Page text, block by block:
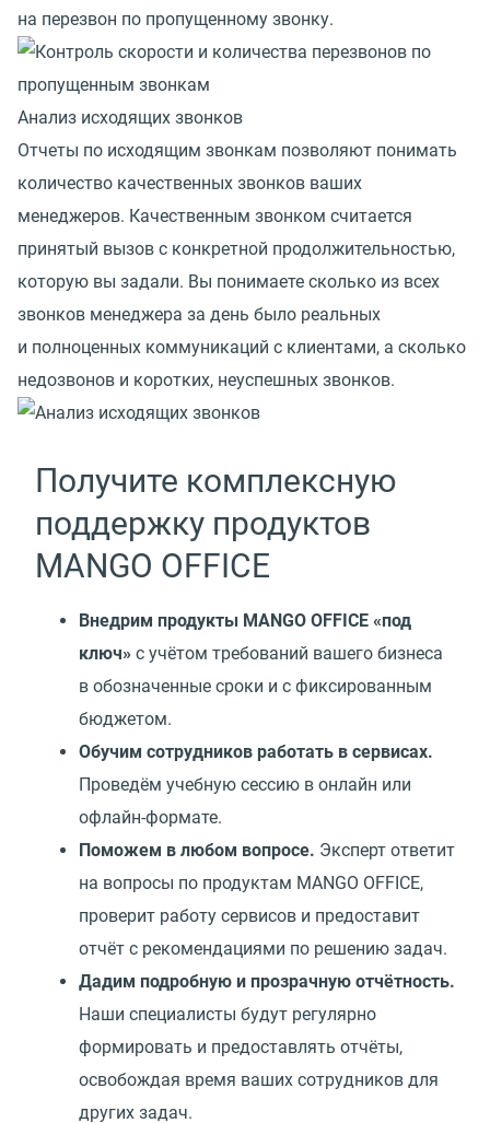
на перезвон по пропущенному звонку.
Анализ исходящих звонков
Отчеты по исходящим звонкам позволяют понимать
количество качественных звонков ваших
менеджеров. Качественным звонком считается
принятый вызов с конкретной продолжительностью,
которую вы задали. Вы понимаете сколько из всех
звонков менеджера за день было реальных
и полноценных коммуникаций с клиентами, а сколько
недозвонов и коротких, неуспешных звонков.
Получите комплексную
поддержку продуктов
MANGO OFFICE
Внедрим продукты MANGO OFFICE «под
ключ» с учётом требований вашего бизнеса
в обозначенные сроки и с фиксированным
бюджетом.
Обучим сотрудников работать в сервисах.
Проведём учебную сессию в онлайн или
офлайн-формате.
Поможем в любом вопросе. Эксперт ответит
на вопросы по продуктам MANGO OFFICE,
проверит работу сервисов и предоставит
отчёт с рекомендациями по решению задач.
Дадим подробную и прозрачную отчётность.
Наши специалисты будут регулярно
формировать и предоставлять отчёты,
освобождая время ваших сотрудников для
других задач.